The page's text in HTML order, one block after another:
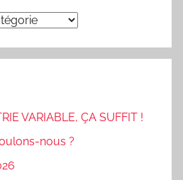
VARIABLE, ÇA SUFFIT !
nous ?